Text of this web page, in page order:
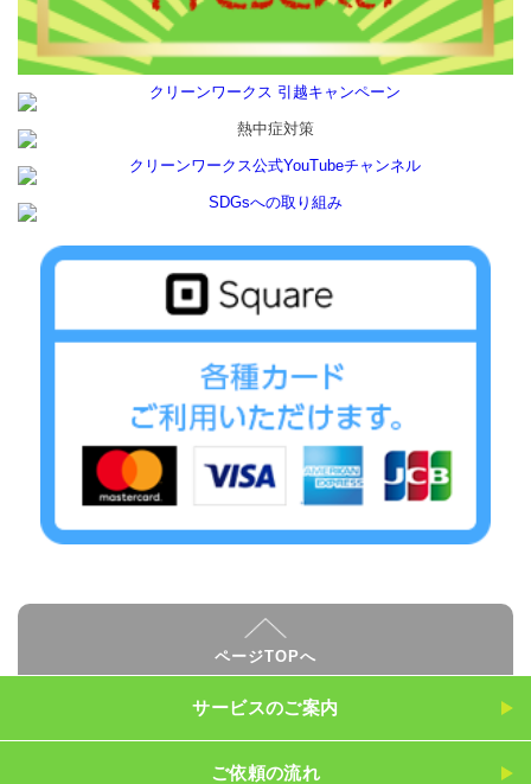
ページTOPへ
サービスのご案内
ご依頼の流れ